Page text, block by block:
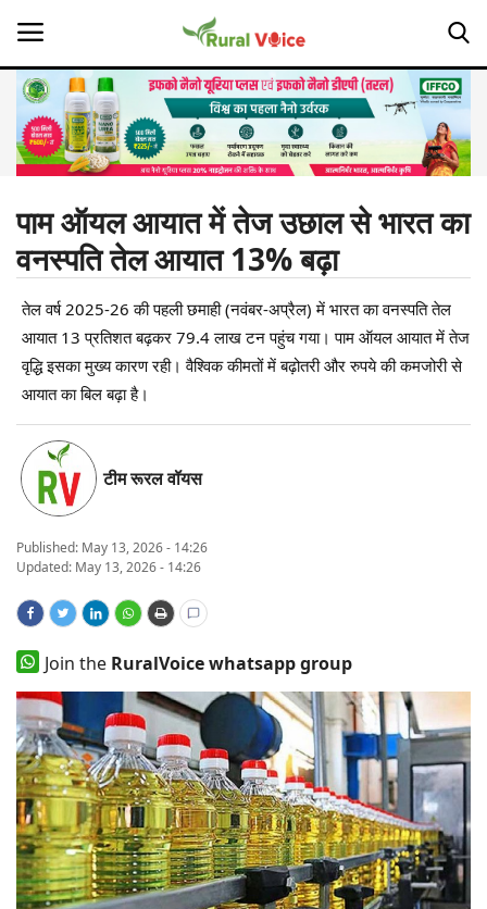
Home
Contact
About Us
Leadership Profiles
Opinion
Magazine
States
Events
Agribusiness
Cooperatives
International
Rural Dialogue
Ground Report
पाम ऑयल आयात में तेज उछाल से भारत का
वनस्पति तेल आयात 13% बढ़ा
तेल वर्ष 2025-26 की पहली छमाही (नवंबर-अप्रैल) में भारत का वनस्पति तेल
आयात 13 प्रतिशत बढ़कर 79.4 लाख टन पहुंच गया। पाम ऑयल आयात में तेज
वृद्धि इसका मुख्य कारण रही। वैश्विक कीमतों में बढ़ोतरी और रुपये की कमजोरी से
आयात का बिल बढ़ा है।
टीम रूरल वॉयस
Published: May 13, 2026 - 14:26
Updated: May 13, 2026 - 14:26
Join the RuralVoice whatsapp group